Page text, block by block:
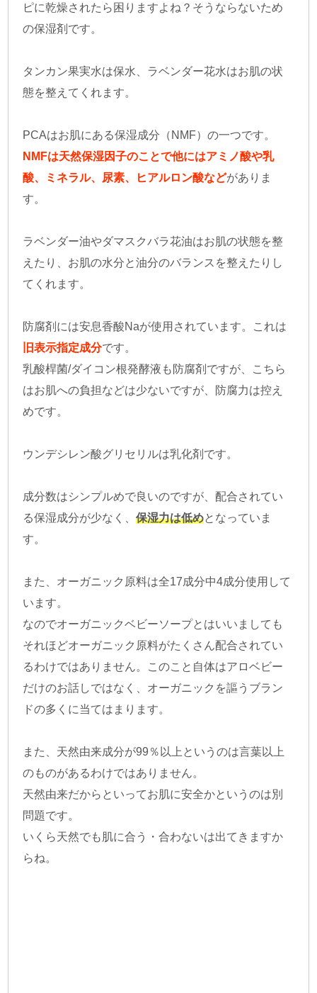
ピに乾燥されたら困りますよね？そうならないため
の保湿剤です。
タンカン果実水は保水、ラベンダー花水はお肌の状
態を整えてくれます。
PCAはお肌にある保湿成分（NMF）の一つです。
NMFは天然保湿因子のことで他にはアミノ酸や乳
酸、ミネラル、尿素、ヒアルロン酸などがありま
す。
ラベンダー油やダマスクバラ花油はお肌の状態を整
えたり、お肌の水分と油分のバランスを整えたりし
てくれます。
防腐剤には安息香酸Naが使用されています。これは
旧表示指定成分です。
乳酸桿菌/ダイコン根発酵液も防腐剤ですが、こちら
はお肌への負担などは少ないですが、防腐力は控え
めです。
ウンデシレン酸グリセリルは乳化剤です。
成分数はシンプルめで良いのですが、配合されてい
る保湿成分が少なく、保湿力は低めとなっていま
す。
また、オーガニック原料は全17成分中4成分使用して
います。
なのでオーガニックベビーソープとはいいましても
それほどオーガニック原料がたくさん配合されてい
るわけではありません。このこと自体はアロベビー
だけのお話しではなく、オーガニックを謳うブラン
ドの多くに当てはまります。
また、天然由来成分が99％以上というのは言葉以上
のものがあるわけではありません。
天然由来だからといってお肌に安全かというのは別
問題です。
いくら天然でも肌に合う・合わないは出てきますか
らね。